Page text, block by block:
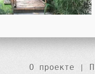
О проекте |